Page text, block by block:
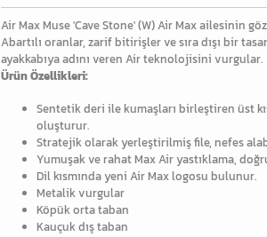
Air Max Muse 'Cave Stone' (W) Air Max ailesinin
Abartılı oranlar, zarif bitirişler ve sıra dışı bir
ayakkabıya adını veren Air teknolojisini vurgular.
Ürün Özellikleri:
Sentetik deri ile kumaşları birleştiren üst
oluşturur.
Stratejik olarak yerleştirilmiş file, nefes
Yumuşak ve rahat Max Air yastıklama,
Dil kısmında yeni Air Max logosu bulunur.
Metalik vurgular
Köpük orta taban
Kauçuk dış taban